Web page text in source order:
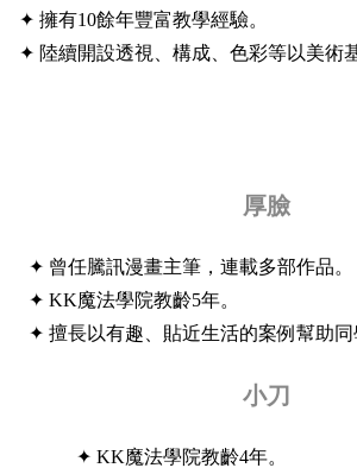
✦ 擁有10餘年豐富教學經驗。
✦ 陸續開設透視、構成、色彩等以美術
厚臉
✦ 曾任騰訊漫畫主筆，連載多部作品。
✦ KK魔法學院教齡5年。
✦ 擅長以有趣、貼近生活的案例幫助同
小刀
✦ KK魔法學院教齡4年。